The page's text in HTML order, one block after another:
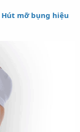
Hút mỡ bụng hiệu